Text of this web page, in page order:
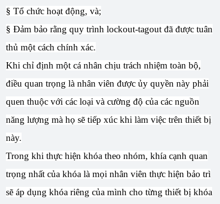
§ Tổ chức hoạt động, và;
§ Đảm bảo rằng quy trình lockout-tagout đã được tuân
thủ một cách chính xác.
Khi chỉ định một cá nhân chịu trách nhiệm toàn bộ,
điều quan trọng là nhân viên được ủy quyền này phải
quen thuộc với các loại và cường độ của các nguồn
năng lượng mà họ sẽ tiếp xúc khi làm việc trên thiết bị
này.
Trong khi thực hiện khóa theo nhóm, khía cạnh quan
trọng nhất của khóa là mọi nhân viên thực hiện bảo trì
sẽ áp dụng khóa riêng của mình cho từng thiết bị khóa